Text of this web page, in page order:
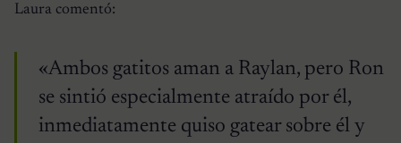
Laura comentó:
«Ambos gatitos aman a Raylan, pero Ron
se sintió especialmente atraído por él,
inmediatamente quiso gatear sobre él y